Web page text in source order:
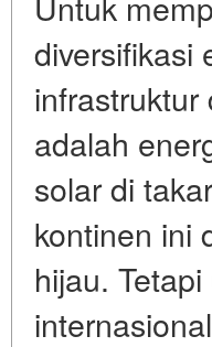
diversifikasi
infrastruktur
adalah
solar di
kontinen ini
hijau.